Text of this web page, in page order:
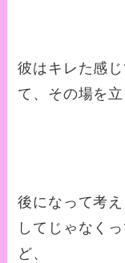
彼はキレた感
て、その場を立
後になって考
してじゃなく
ど、